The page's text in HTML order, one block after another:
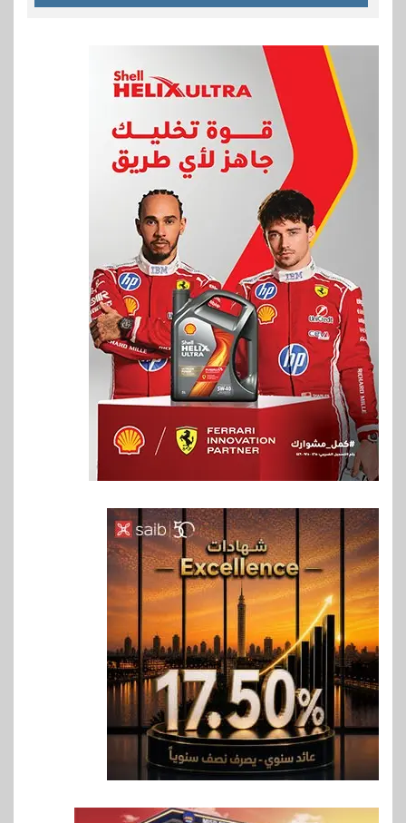
6
بنوك
بنك QNB مصر يعزز جاهزية
المشروعات الصغيرة والمتوسطة
للنمو والتوسع
7 اخبار
فيكسد مصر و”حلول” تتشاركان
في تطوير أول منصة للسياحة
الصحية في مصر والشرق الأوسط
وأفريقيا Tour4Cure
8
سوق وصلة